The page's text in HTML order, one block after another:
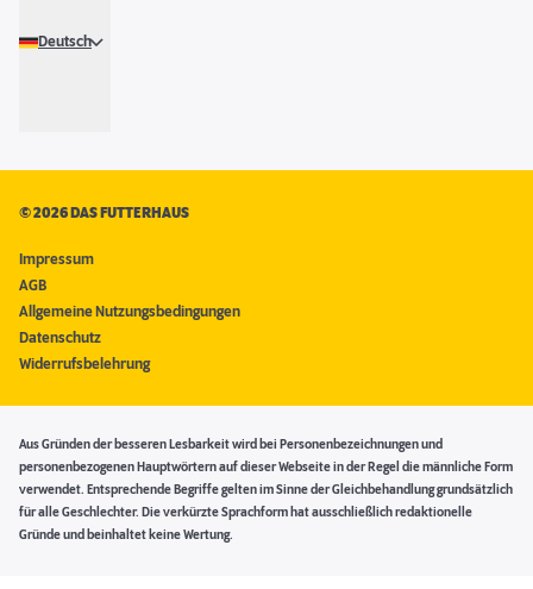
Deutsch
©2026 DAS FUTTERHAUS
Impressum
AGB
Allgemeine Nutzungsbedingungen
Datenschutz
Widerrufsbelehrung
Aus Gründen der besseren Lesbarkeit wird bei Personenbezeichnungen und
personenbezogenen Hauptwörtern auf dieser Webseite in der Regel die männliche Form
verwendet. Entsprechende Begriffe gelten im Sinne der Gleichbehandlung grundsätzlich
für alle Geschlechter. Die verkürzte Sprachform hat ausschließlich redaktionelle
Gründe und beinhaltet keine Wertung.